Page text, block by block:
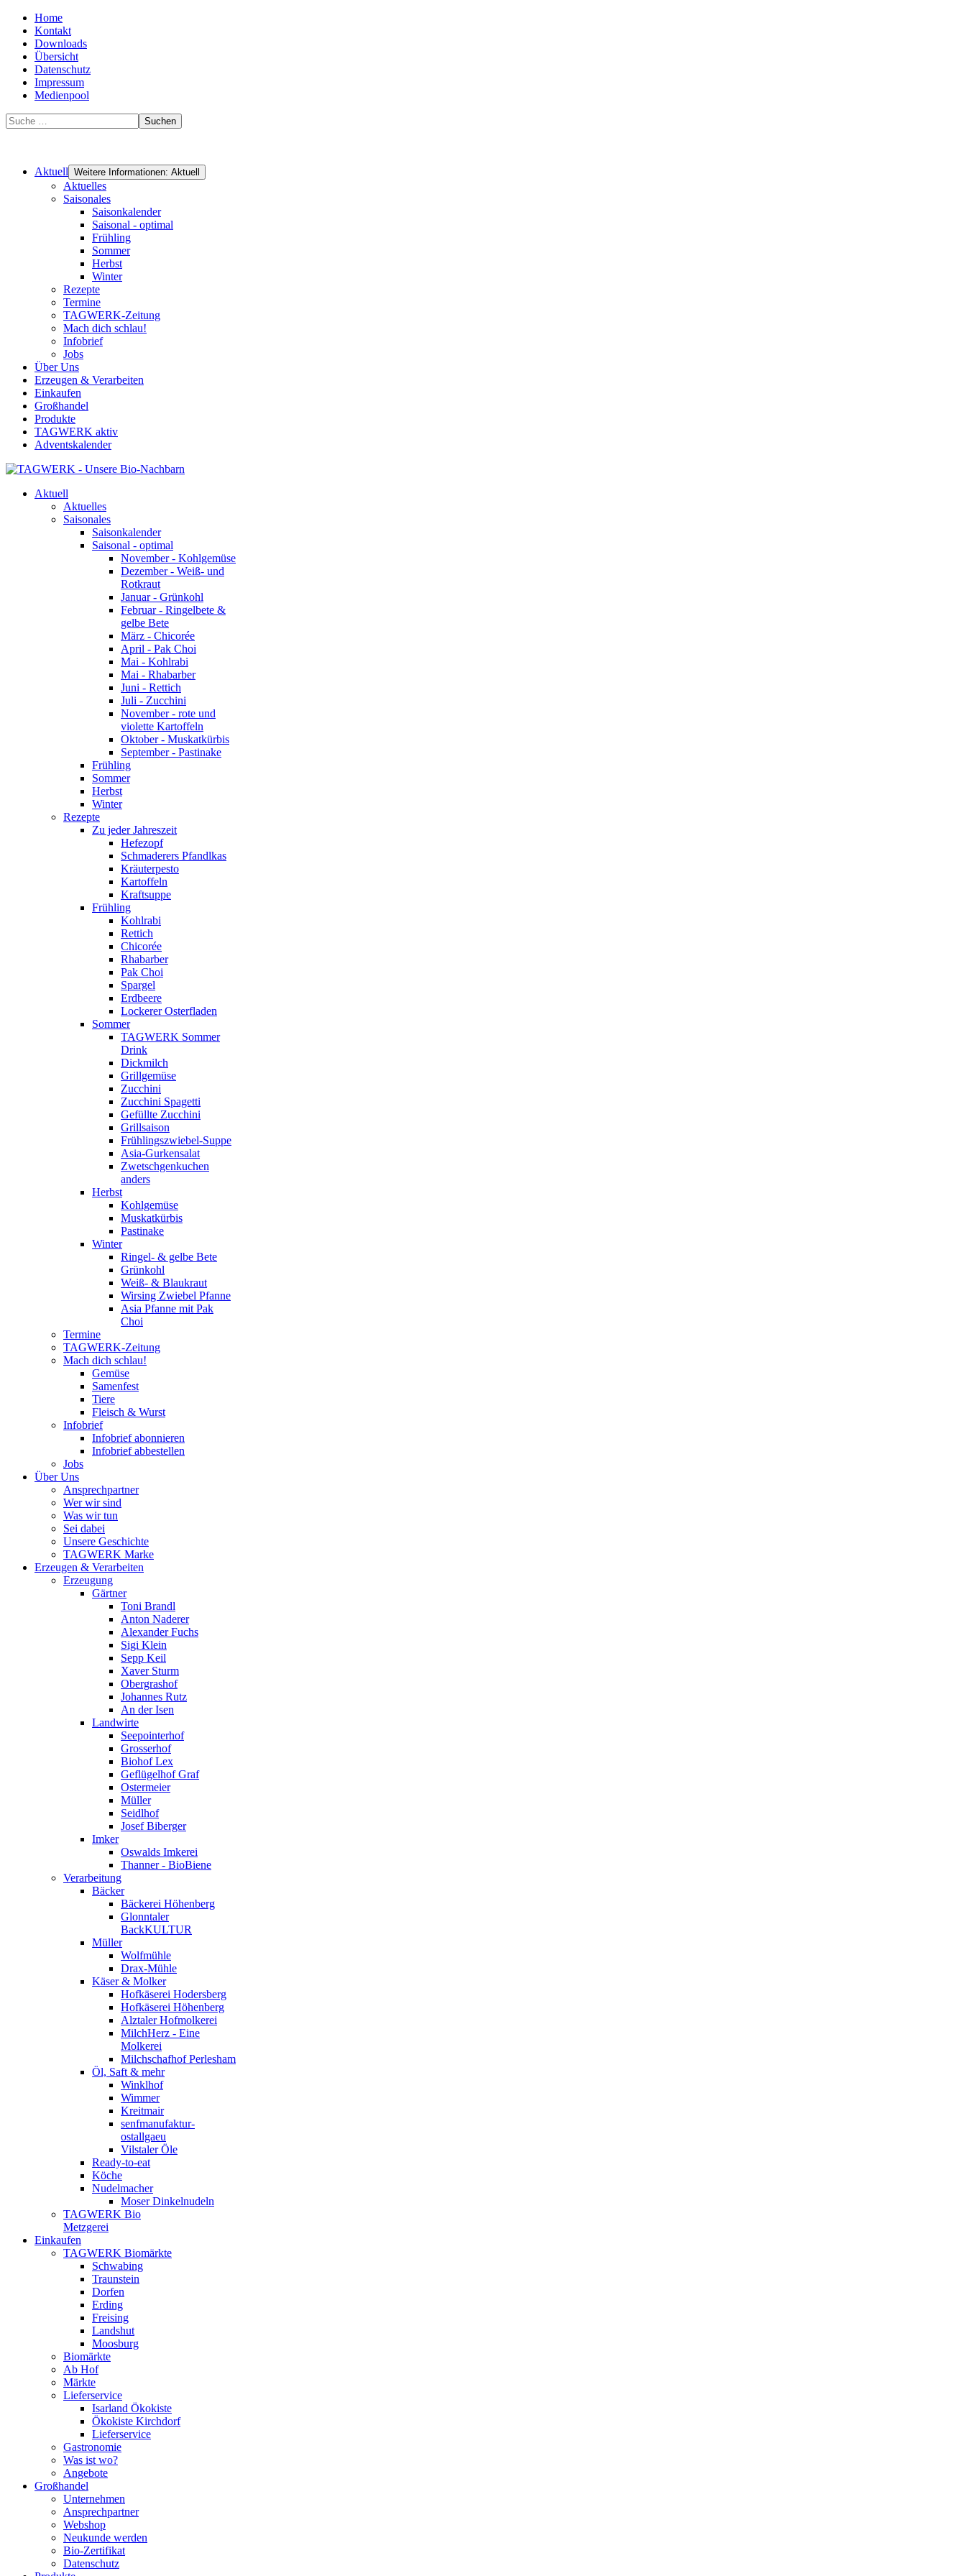
Home
Kontakt
Downloads
Übersicht
Datenschutz
Impressum
Medienpool
Suchen
Aktuell Weitere Informationen: Aktuell
Aktuelles
Saisonales
Saisonkalender
Saisonal - optimal
Frühling
Sommer
Herbst
Winter
Rezepte
Termine
TAGWERK-Zeitung
Mach dich schlau!
Infobrief
Jobs
Über Uns
Erzeugen & Verarbeiten
Einkaufen
Großhandel
Produkte
TAGWERK aktiv
Adventskalender
Aktuell
Aktuelles
Saisonales
Saisonkalender
Saisonal - optimal
November - Kohlgemüse
Dezember - Weiß- und
Rotkraut
Januar - Grünkohl
Februar - Ringelbete &
gelbe Bete
März - Chicorée
April - Pak Choi
Mai - Kohlrabi
Mai - Rhabarber
Juni - Rettich
Juli - Zucchini
November - rote und
violette Kartoffeln
Oktober - Muskatkürbis
September - Pastinake
Frühling
Sommer
Herbst
Winter
Rezepte
Zu jeder Jahreszeit
Hefezopf
Schmaderers Pfandlkas
Kräuterpesto
Kartoffeln
Kraftsuppe
Frühling
Kohlrabi
Rettich
Chicorée
Rhabarber
Pak Choi
Spargel
Erdbeere
Lockerer Osterfladen
Sommer
TAGWERK Sommer
Drink
Dickmilch
Grillgemüse
Zucchini
Zucchini Spagetti
Gefüllte Zucchini
Grillsaison
Frühlingszwiebel-Suppe
Asia-Gurkensalat
Zwetschgenkuchen
anders
Herbst
Kohlgemüse
Muskatkürbis
Pastinake
Winter
Ringel- & gelbe Bete
Grünkohl
Weiß- & Blaukraut
Wirsing Zwiebel Pfanne
Asia Pfanne mit Pak
Choi
Termine
TAGWERK-Zeitung
Mach dich schlau!
Gemüse
Samenfest
Tiere
Fleisch & Wurst
Infobrief
Infobrief abonnieren
Infobrief abbestellen
Jobs
Über Uns
Ansprechpartner
Wer wir sind
Was wir tun
Sei dabei
Unsere Geschichte
TAGWERK Marke
Erzeugen & Verarbeiten
Erzeugung
Gärtner
Toni Brandl
Anton Naderer
Alexander Fuchs
Sigi Klein
Sepp Keil
Xaver Sturm
Obergrashof
Johannes Rutz
An der Isen
Landwirte
Seepointerhof
Grosserhof
Biohof Lex
Geflügelhof Graf
Ostermeier
Müller
Seidlhof
Josef Biberger
Imker
Oswalds Imkerei
Thanner - BioBiene
Verarbeitung
Bäcker
Bäckerei Höhenberg
Glonntaler
BackKULTUR
Müller
Wolfmühle
Drax-Mühle
Käser & Molker
Hofkäserei Hodersberg
Hofkäserei Höhenberg
Alztaler Hofmolkerei
MilchHerz - Eine
Molkerei
Milchschafhof Perlesham
Öl, Saft & mehr
Winklhof
Wimmer
Kreitmair
senfmanufaktur-
ostallgaeu
Vilstaler Öle
Ready-to-eat
Köche
Nudelmacher
Moser Dinkelnudeln
TAGWERK Bio
Metzgerei
Einkaufen
TAGWERK Biomärkte
Schwabing
Traunstein
Dorfen
Erding
Freising
Landshut
Moosburg
Biomärkte
Ab Hof
Märkte
Lieferservice
Isarland Ökokiste
Ökokiste Kirchdorf
Lieferservice
Gastronomie
Was ist wo?
Angebote
Großhandel
Unternehmen
Ansprechpartner
Webshop
Neukunde werden
Bio-Zertifikat
Datenschutz